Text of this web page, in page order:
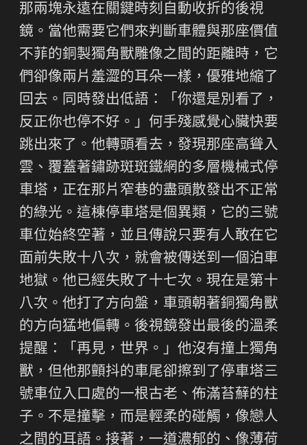
那兩塊永遠在關鍵時刻自動收折的後視
鏡。當他需要它們來判斷車體與那座價值
不菲的銅製獨角獸雕像之間的距離時，它
們卻像兩片羞澀的耳朵一樣，優雅地縮了
回去。同時發出低語：「你還是別看了，
反正你也停不好。」何手殘感覺心臟快要
跳出來了。他轉頭看去，發現那座高聳入
雲、覆蓋著鏽跡斑斑鐵網的多層機械式停
車塔，正在那片窄巷的盡頭散發出不正常
的綠光。這棟停車塔是個異類，它的三號
車位始終空著，並且傳說只要有人敢在它
面前失敗十八次，就會被傳送到一個泊車
地獄。他已經失敗了十七次。現在是第十
八次。他打了方向盤，車頭朝著銅獨角獸
的方向猛地偏轉。後視鏡發出最後的溫柔
提醒：「再見，世界。」他沒有撞上獨角
獸，但他那顫抖的車尾卻擦到了停車塔三
號車位入口處的一根古老、佈滿苔蘚的柱
子。不是撞擊，而是輕柔的碰觸，像戀人
之間的耳語。接著，一道濃郁的、像薄荷